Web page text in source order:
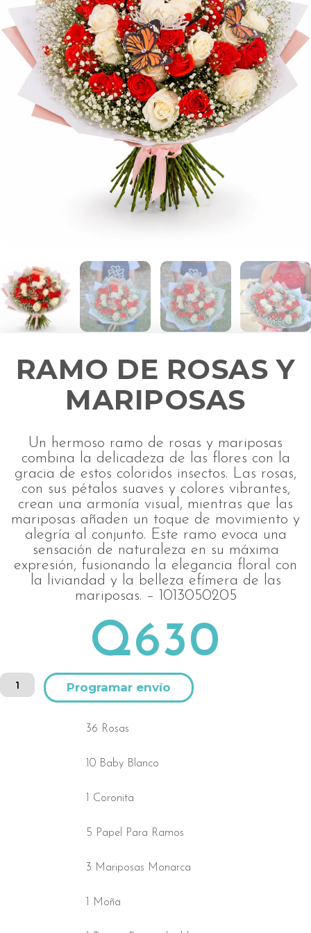
RAMO DE ROSAS Y
MARIPOSAS
Un hermoso ramo de rosas y mariposas
combina la delicadeza de las flores con la
gracia de estos coloridos insectos. Las rosas,
con sus pétalos suaves y colores vibrantes,
crean una armonía visual, mientras que las
mariposas añaden un toque de movimiento y
alegría al conjunto. Este ramo evoca una
sensación de naturaleza en su máxima
expresión, fusionando la elegancia floral con
la liviandad y la belleza efímera de las
mariposas. – 1013050205
Q630
Ramo
de
36 Rosas
10 Baby Blanco
1 Coronita
5 Papel Para Ramos
3 Mariposas Monarca
1 Moña